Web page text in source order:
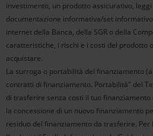
investimento, un prodotto assicurativo,
documentazione informativa/set
internet della Banca, della SGR o della
caratteristiche, i rischi e i costi del prodotto
acquistare.
La surroga o portabilità del finanziamento
contratti di finanziamento. Portabilità" del
di trasferire senza costi il tuo finanziamento
la concessione di un nuovo finanziamento
residuo del finanziamento da trasferire.